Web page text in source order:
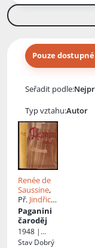
Pouze dostupné
Seřadit podle:
Typ vztahu:
Renée de
Saussine,
Př. Jindřich
Kott
Paganini
čaroděj
1948 |
František
Stav Dobrý